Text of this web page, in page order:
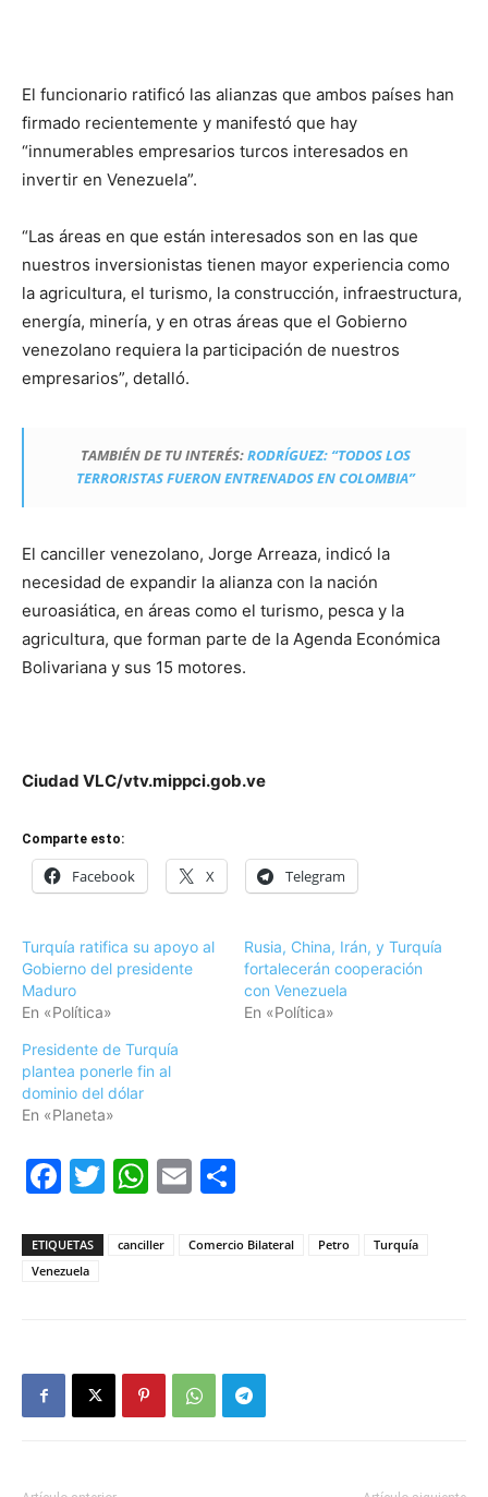
El funcionario ratificó las alianzas que ambos países han
firmado recientemente y manifestó que hay
“innumerables empresarios turcos interesados en
invertir en Venezuela”.
“Las áreas en que están interesados son en las que
nuestros inversionistas tienen mayor experiencia como
la agricultura, el turismo, la construcción, infraestructura,
energía, minería, y en otras áreas que el Gobierno
venezolano requiera la participación de nuestros
empresarios”, detalló.
TAMBIÉN DE TU INTERÉS:RODRÍGUEZ: “TODOS LOS
TERRORISTAS FUERON ENTRENADOS EN COLOMBIA”
El canciller venezolano, Jorge Arreaza, indicó la
necesidad de expandir la alianza con la nación
euroasiática, en áreas como el turismo, pesca y la
agricultura, que forman parte de la Agenda Económica
Bolivariana y sus 15 motores.
Ciudad VLC/vtv.mippci.gob.ve
Comparte esto:
Facebook X Telegram
Turquía ratifica su apoyo al
Gobierno del presidente
Maduro
En «Política»
Rusia, China, Irán, y Turquía
fortalecerán cooperación
con Venezuela
En «Política»
Presidente de Turquía
plantea ponerle fin al
dominio del dólar
En «Planeta»
Facebook
Twitter
WhatsApp
Email
ETIQUETAS canciller Comercio Bilateral Petro
Turquía
Venezuela